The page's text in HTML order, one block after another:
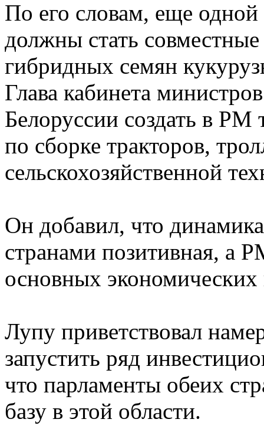
По его словам, еще одной
должны стать
гибридных семян
Глава кабинета
Белоруссии создать в
по сборке тракторов,
сельскохозяйственной
Он добавил, что
странами позитивная, а
основных экономических
Лупу приветствовал
запустить ряд
что парламенты обеих
базу в этой области.